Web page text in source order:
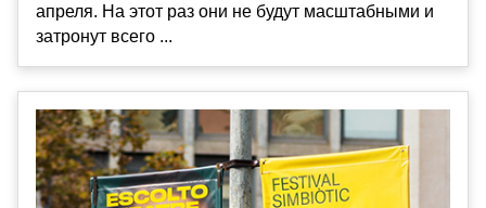
апреля. На этот раз они не будут масштабными и
затронут всего ...